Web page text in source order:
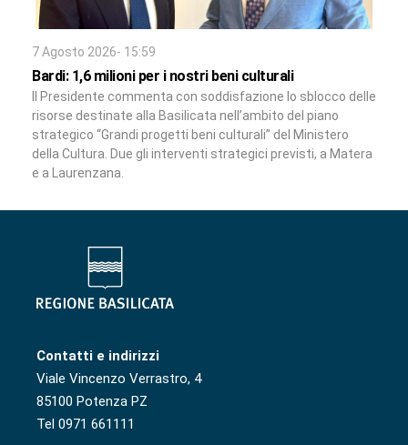
7 Agosto 2026- 15:59
Bardi: 1,6 milioni per i nostri beni culturali
Il Presidente commenta con soddisfazione lo sblocco delle
risorse destinate alla Basilicata nell’ambito del piano
strategico “Grandi progetti beni culturali” del Ministero
della Cultura. Due gli interventi strategici previsti, a Matera
e a Laurenzana.
Contatti e indirizzi
Viale Vincenzo Verrastro, 4
85100 Potenza PZ
Tel 0971 661111